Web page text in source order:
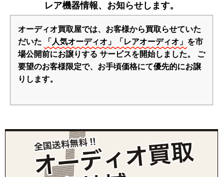
レア機器情報、お知らせします。
オーディオ買取屋では、お客様から買取らせていた
だいた
「人気オーディオ」「レアオーディオ」 を市
場公開前にお譲りする サービスを開始しました。
ご
要望のお客様限定で、お手頃価格にて優先的にお譲
りします。